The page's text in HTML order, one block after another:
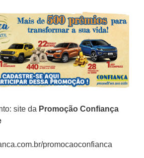
site da Promoção Confiança
promocaoconfianca